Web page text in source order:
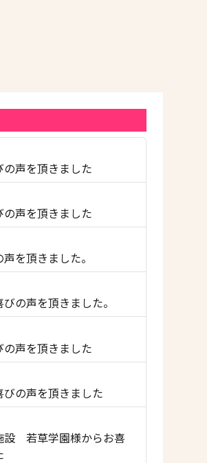
声を頂きました
声を頂きました
を頂きました。
の声を頂きました。
声を頂きました
の声を頂きました
設 若草学園様からお喜